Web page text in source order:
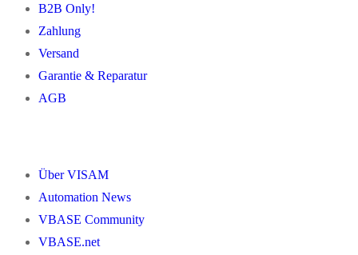
B2B Only!
Zahlung
Versand
Garantie & Reparatur
AGB
Über VISAM
Automation News
VBASE Community
VBASE.net